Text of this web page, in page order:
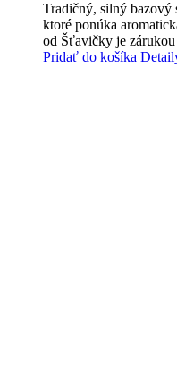
Tradičný, silný bazový
ktoré ponúka
od Šťavičky je
Pridať do košíka